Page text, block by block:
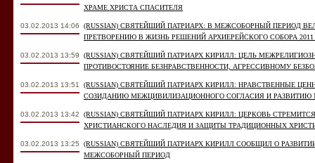
ХРАМЕ ХРИСТА СПАСИТЕЛЯ
03.02.2013 14:06
(RUSSIAN) СВЯТЕЙШИЙ ПАТРИАРХ: В МЕЖСОБОРНЫЙ ПЕРИОД
ПРЕТВОРЕНИЮ В ЖИЗНЬ РЕШЕНИЙ АРХИЕРЕЙСКОГО СОБОРА
03.02.2013 13:59
(RUSSIAN) СВЯТЕЙШИЙ ПАТРИАРХ КИРИЛЛ: ЦЕЛЬ
ПРОТИВОСТОЯНИЕ БЕЗНРАВСТВЕННОСТИ, АГРЕССИВНОМУ
03.02.2013 13:51
(RUSSIAN) СВЯТЕЙШИЙ ПАТРИАРХ КИРИЛЛ: НРАВСТВЕННЫЕ
СОЗИДАНИЮ МЕЖЦИВИЛИЗАЦИОННОГО СОГЛАСИЯ И РАЗВИТИЮ
03.02.2013 13:42
(RUSSIAN) СВЯТЕЙШИЙ ПАТРИАРХ КИРИЛЛ: ЦЕРКОВЬ
ХРИСТИАНСКОГО НАСЛЕДИЯ И ЗАЩИТЫ ТРАДИЦИОННЫХ
03.02.2013 13:25
(RUSSIAN) СВЯТЕЙШИЙ ПАТРИАРХ КИРИЛЛ СООБЩИЛ О
МЕЖСОБОРНЫЙ ПЕРИОД